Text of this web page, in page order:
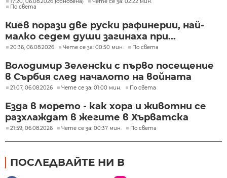
По света
Киев порази две руски рафинерии, най-
малко седем души загинаха при...
20:36, 06.08.2026 Чете се за: 00:50 мин. По света
Володимир Зеленски с първо посещение
в Сърбия след началото на войната
21:07, 06.08.2026 Чете се за: 01:00 мин. По света
Езда в морето - как хора и животни се
разхлаждат в жегите в Хърватска
21:59, 06.08.2026 Чете се за: 00:37 мин. По света
ПОСЛЕДВАЙТЕ НИ В